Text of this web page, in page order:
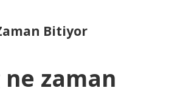
Bitiyor
ne zaman